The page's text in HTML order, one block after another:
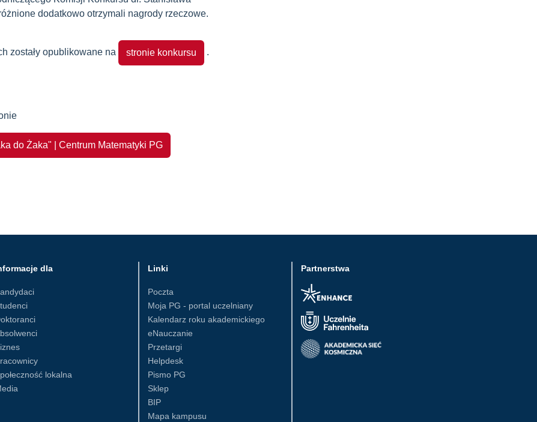
dodatkowo otrzymali nagrody rzeczowe.
zostały opublikowane na stronie konkursu .
do Żaka" | Centrum Matematyki PG
Partnerstwa
dla
lokalna
Linki
Poczta
Moja PG - portal uczelniany
Kalendarz roku akademickiego
eNauczanie
Przetargi
Helpdesk
Pismo PG
Sklep
BIP
Mapa kampusu